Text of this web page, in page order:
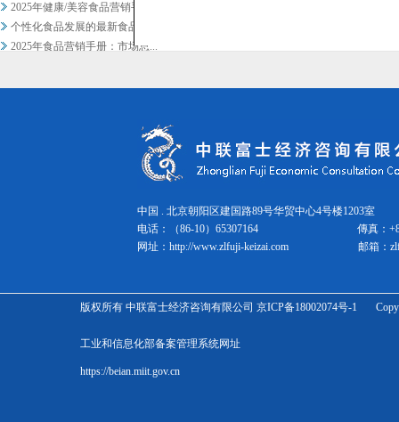
2025年健康/美容食品营销手...
个性化食品发展的最新食品科技趋...
2025年食品营销手册：市场总...
2025年食品营销手册第4期
NMN产品（保健品、化妆品）及...
宠物科技和市场的最新趋势正在发...
化妆品营销手册2025 年第 ...
功能性化妆品营销手册2024-...
2024年宠物相关市场营销概况
中国 . 北京朝阳区建国路89号华贸中心4号楼1203室
电话：（86-10）65307164
傳真：
网址： http://www.zlfuji-keizai.com 邮箱：
版权所有 中联富士经济咨询有限公司 京ICP备18002074号-1
工业和信息化部备案管理系统网址
https://beian.miit.gov.cn